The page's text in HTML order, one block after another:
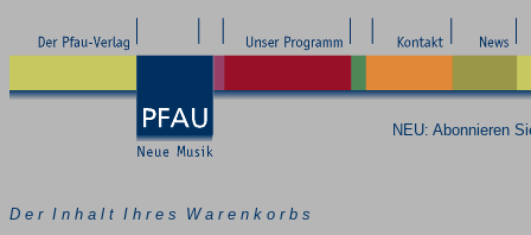
NEU: Abonnieren
D e r I n h a l t I h r e s W a r e n k o r b s